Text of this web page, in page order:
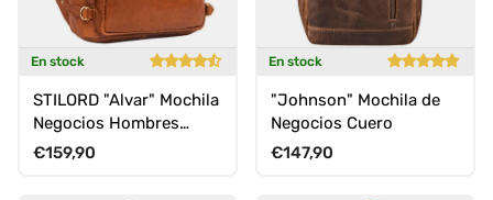
En stock
STILORD "Alvar" Mochila
Negocios Hombres
Cuero
Precio normal
€159,90
En stock
"Johnson" Mochila de
Negocios Cuero
Precio normal
€147,90